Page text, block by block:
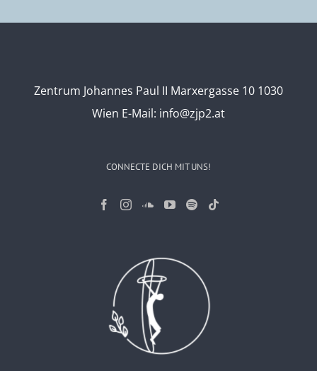
Zentrum Johannes Paul II Marxergasse 10 1030
Wien E-Mail: info@zjp2.at
CONNECTE DICH MIT UNS!